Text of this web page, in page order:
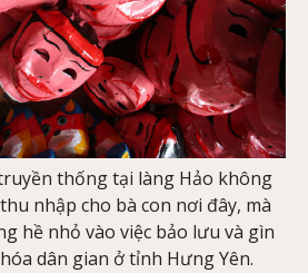
thống tại làng Hảo không
nhập cho bà con nơi đây, mà
hề nhỏ vào việc bảo lưu và gìn
dân gian ở tỉnh Hưng Yên.